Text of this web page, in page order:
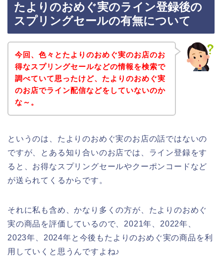
たよりのおめぐ実のライン登録後の
スプリングセールの有無について
今回、色々とたよりのおめぐ実のお店のお
得なスプリングセールなどの情報を検索で
調べていて思ったけど、たよりのおめぐ実
のお店でライン配信などをしていないのか
な～。
というのは、たよりのおめぐ実のお店の話ではないの
ですが、とある知り合いのお店では、ライン登録をす
ると、お得なスプリングセールやクーポンコードなど
が送られてくるからです。
それに私も含め、かなり多くの方が、たよりのおめぐ
実の商品を評価しているので、2021年、2022年、
2023年、2024年と今後もたよりのおめぐ実の商品を利
用していくと思うんですよね♪